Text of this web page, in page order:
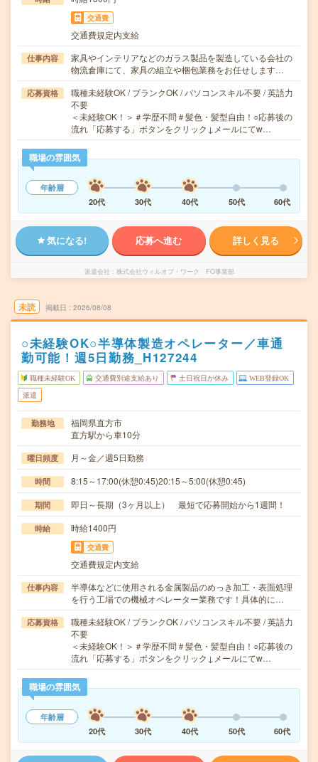
交通費
交通費規定内支給
仕事内容
家具やインテリアなどのガラス製品を製造している会社の
物流倉庫にて、家具の組立や梱包業務をお任せします…
応募資格
職種未経験OK / ブランクOK / パソコンスキル不要 / 英語力
不要
＜未経験OK！＞＃学歴不問＃髪色・髪型自由！○応募後の
流れ「応募する」ボタンをクリック↓メールにてw…
職場の雰囲気
年齢層
20代
30代 40代 50代 60代
気になる! 応募へ進む 詳しく見る
派遣会社 株式会社ウィルオブ・ワーク FO事業部
未読 掲載日 2026/08/08
○未経験OK○半導体製造オペレーター／車通
勤可能！週5日勤務_H127244
職種未経験OK 交通費別途支給あり 土日祝日が休み WEB登録OK
派遣
勤務地
福岡県直方市
直方駅から車10分
曜日頻度 月～金／週5日勤務
時間 8:15～17:00(休憩0:45)20:15～5:00(休憩0:45)
期間 即日～長期（3ヶ月以上） 最短で応募開始から1週間！
時給 時給1400円
交通費
交通費規定内支給
仕事内容
半導体などに使用される金属製品のめっき加工・表面処理
を行う工場での機械オペレーター業務です！具体的に…
応募資格
職種未経験OK / ブランクOK / パソコンスキル不要 / 英語力
不要
＜未経験OK！＞＃学歴不問＃髪色・髪型自由！○応募後の
流れ「応募する」ボタンをクリック↓メールにてw…
職場の雰囲気
年齢層
20代
30代 40代 50代 60代